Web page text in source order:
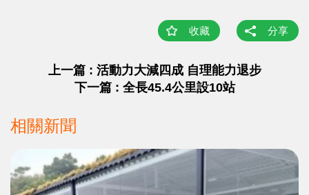
收藏 分享
上一篇 : 活動力大減四成 自理能力退步
下一篇 : 全長45.4公里設10站
相關新聞